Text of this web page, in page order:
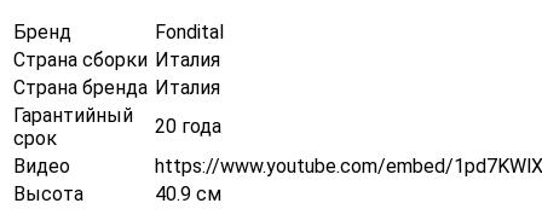
Бренд
Fondital
Страна сборки Италия
Страна бренда Италия
Гарантийный
срок
20 года
Видео
https://www.youtube.com/embed/
Высота
40.9 см